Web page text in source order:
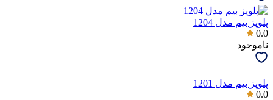
پلوپز بیم مدل 1204
0.0
ناموجود
پلوپز بیم مدل 1201
0.0